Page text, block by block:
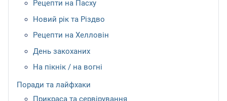
Рецепти на Пасху
Новий рік та Різдво
Рецепти на Хелловін
День закоханих
На пікнік / на вогні
Поради та лайфхаки
Прикраса та сервірування